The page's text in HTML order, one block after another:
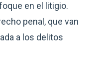
en el litigio.
penal, que van
a los delitos